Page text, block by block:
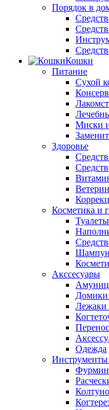
Порядок в
Кошки
Питание
Сухой
Миски
Здоровье
Косметика и
Акссесуары
Домики
Лежаки
Одежда
Инструменты